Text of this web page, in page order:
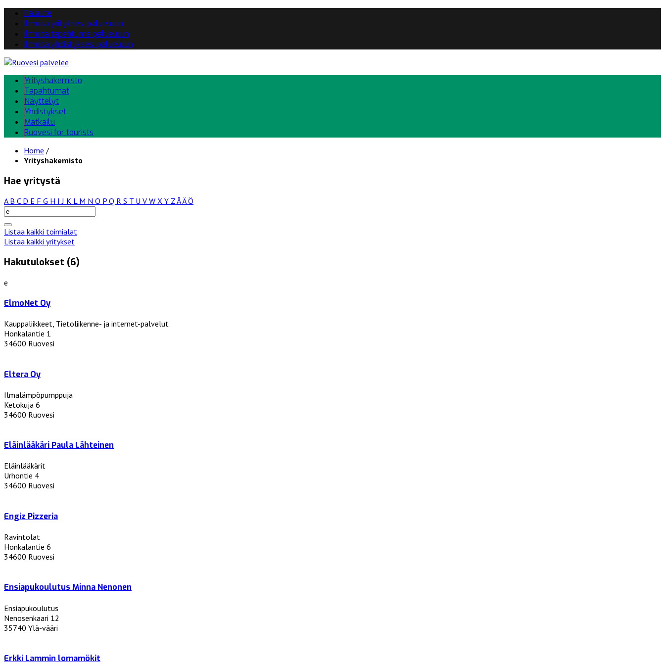
Palaute
Ilmoita yrityksesi palveluun
Ilmoita tapahtuma palveluun
Ilmoita yhdistyksesi palveluun
Yrityshakemisto
Tapahtumat
Näyttelyt
Yhdistykset
Matkailu
Ruovesi for tourists
Home /
Yrityshakemisto
Hae yritystä
A B C D E F G H IJ K L M N O P Q R S T U V W X Y ZÅÄÖ
Listaa kaikki toimialat
Listaa kaikki yritykset
Hakutulokset (6)
e
ElmoNet Oy
Kauppaliikkeet, Tietoliikenne- ja internet-palvelut
Honkalantie 1
34600 Ruovesi
Eltera Oy
Ilmalämpöpumppuja
Ketokuja 6
34600 Ruovesi
Eläinlääkäri Paula Lähteinen
Eläinlääkärit
Urhontie 4
34600 Ruovesi
Engiz Pizzeria
Ravintolat
Honkalantie 6
34600 Ruovesi
Ensiapukoulutus Minna Nenonen
Ensiapukoulutus
Nenosenkaari 12
35740 Ylä-vääri
Erkki Lammin lomamökit